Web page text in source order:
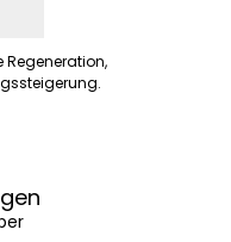
Regeneration,